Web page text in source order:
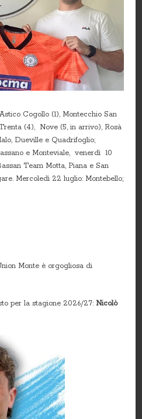
Cogollo (1), Montecchio San
(4), Nove (5, in arrivo), Rosà
Dueville e Quadrifoglio;
e Monteviale, venerdì 10
Team Motta, Piana e San
Mercoledì 22 luglio: Montebello;
Monte è orgogliosa di
per la stagione 2026/27:Nicolò